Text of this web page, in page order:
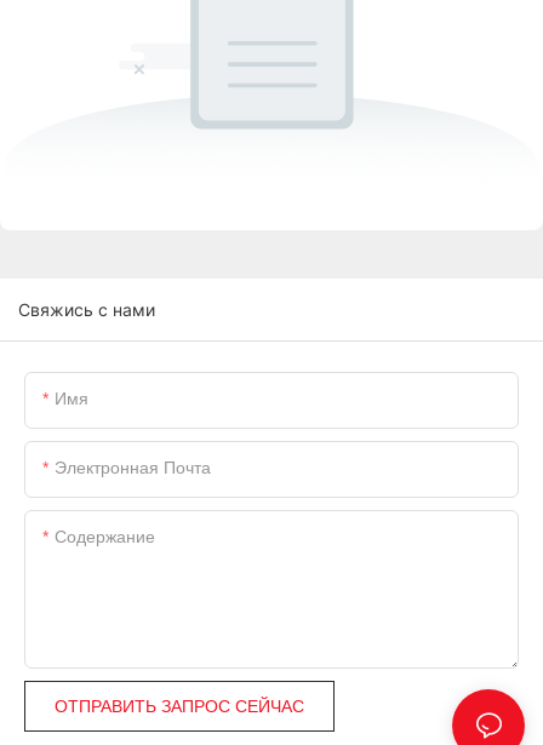
Свяжись с нами
Имя
Электронная Почта
Содержание
ОТПРАВИТЬ ЗАПРОС СЕЙЧАС